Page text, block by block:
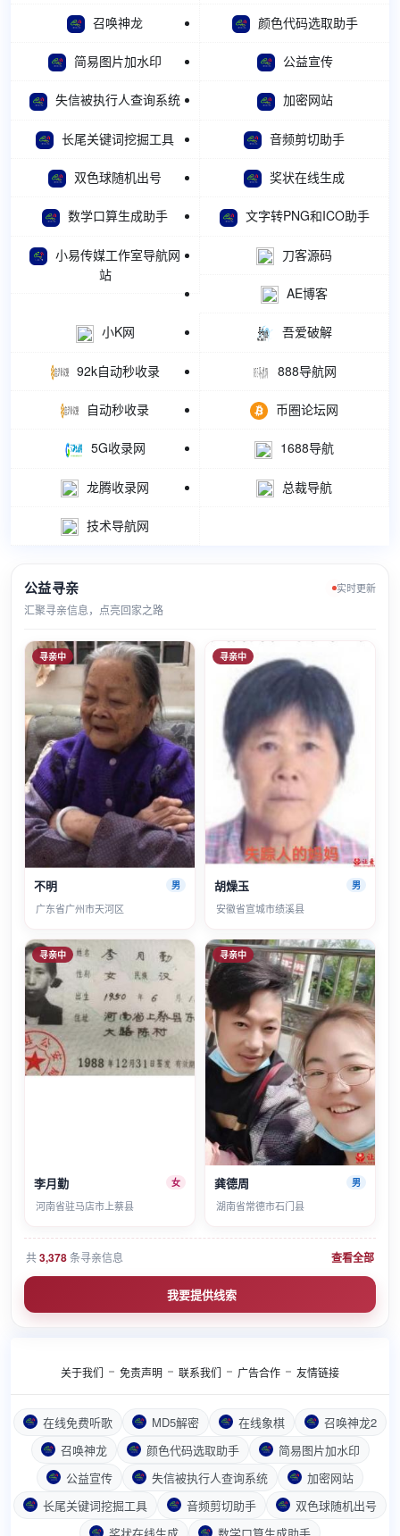
召唤神龙 颜色代码选取助手
简易图片加水印 公益宣传
失信被执行人查询系统 加密网站
长尾关键词挖掘工具 音频剪切助手
双色球随机出号 奖状在线生成
数学口算生成助手 文字转PNG和ICO助手
小易传媒工作室导航网
站
刀客源码
AE博客
小K网 吾爱破解
92k自动秒收录 888导航网
自动秒收录 币圈论坛网
5G收录网 1688导航
龙腾收录网 总裁导航
技术导航网
公益寻亲 实时更新
汇聚寻亲信息，点亮回家之路
寻亲中
不明 男
广东省广州市天河区
寻亲中
胡燥玉 男
安徽省宣城市绩溪县
寻亲中
李月勤 女
河南省驻马店市上蔡县
寻亲中
龚德周 男
湖南省常德市石门县
共3,378条寻亲信息 查看全部
我要提供线索
关于我们 免责声明 联系我们 广告合作 友情链接
在线免费听歌 MD5解密 在线象棋
召唤神龙2
召唤神龙
颜色代码选取助手
简易图片加水印
公益宣传
失信被执行人查询系统
加密网站
长尾关键词挖掘工具
音频剪切助手
双色球随机出号